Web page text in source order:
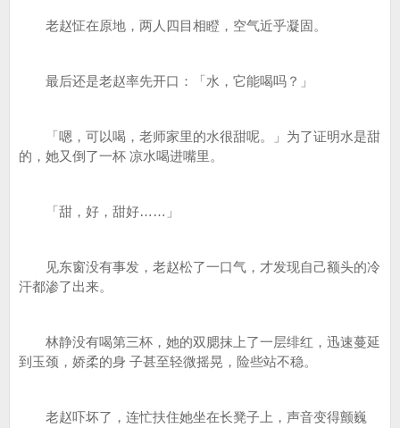
老赵怔在原地，两人四目相瞪，空气近乎凝固。
最后还是老赵率先开口：「水，它能喝吗？」
「嗯，可以喝，老师家里的水很甜呢。」为了证明水是甜
的，她又倒了一杯 凉水喝进嘴里。
「甜，好，甜好……」
见东窗没有事发，老赵松了一口气，才发现自己额头的冷
汗都渗了出来。
林静没有喝第三杯，她的双腮抹上了一层绯红，迅速蔓延
到玉颈，娇柔的身 子甚至轻微摇晃，险些站不稳。
老赵吓坏了，连忙扶住她坐在长凳子上，声音变得颤巍